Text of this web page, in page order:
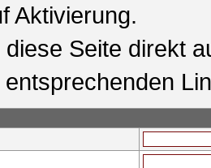
Aktivierung.
diese Seite direkt